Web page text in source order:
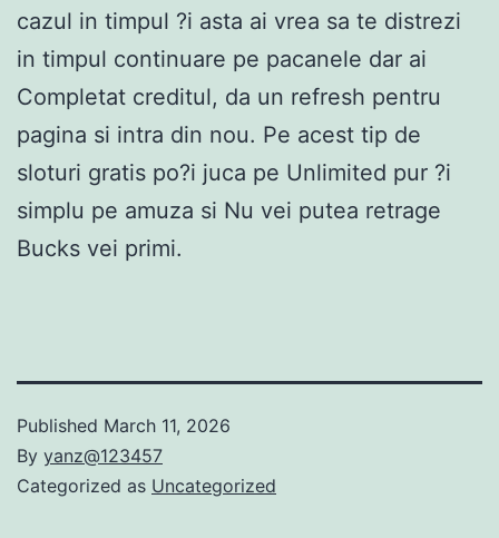
cazul in timpul ?i asta ai vrea sa te distrezi
in timpul continuare pe pacanele dar ai
Completat creditul, da un refresh pentru
pagina si intra din nou. Pe acest tip de
sloturi gratis po?i juca pe Unlimited pur ?i
simplu pe amuza si Nu vei putea retrage
Bucks vei primi.
Published March 11, 2026
By yanz@123457
Categorized as Uncategorized